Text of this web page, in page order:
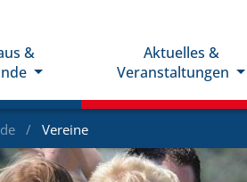
&
Aktuelles &
Veranstaltungen
Vereine